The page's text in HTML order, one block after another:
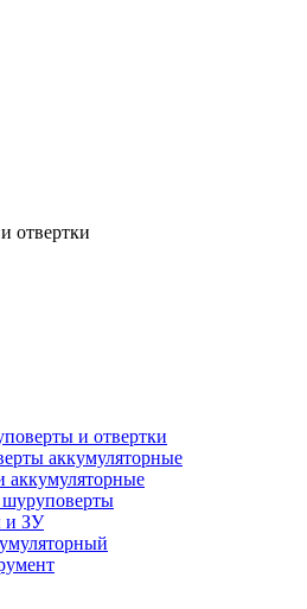
отвертки
и отвертки
аккумуляторные
аккумуляторные
и ЗУ